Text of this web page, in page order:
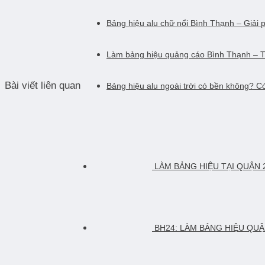
Bài viết liên quan
Bảng hiệu alu chữ nổi Bình Thạnh – Giải
Làm bảng hiệu quảng cáo Bình Thạnh –
Bảng hiệu alu ngoài trời có bền không?
LÀM BẢNG HIỆU TẠI QUẬN
BH24: LÀM BẢNG HIỆU